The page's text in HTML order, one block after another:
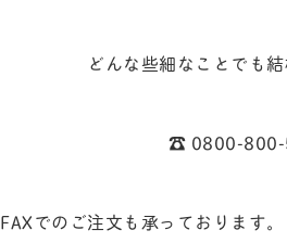
どんな些細なことでも
☎︎ 0800-800-
FAXでのご注文も承っております